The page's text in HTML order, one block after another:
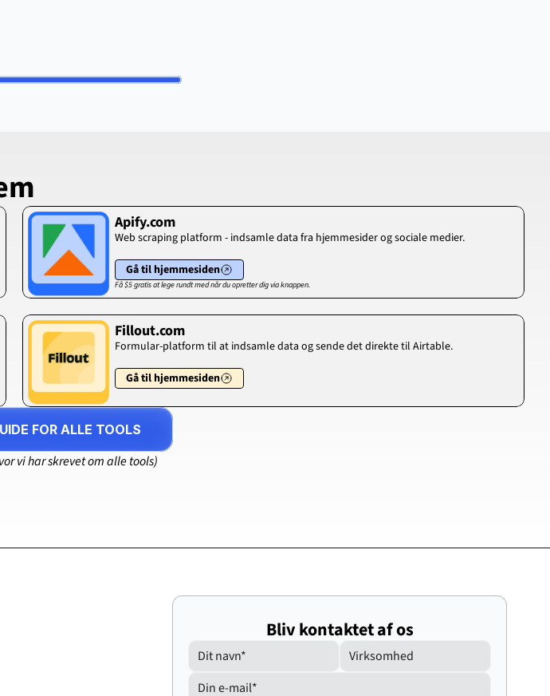
Apify.com
Web scraping platform - indsamle data fra hjemmesider og sociale medier.
Gå til hjemmesiden
Få $5 gratis at lege rundt med når du opretter dig via knappen.
Fillout.com
Formular-platform til at indsamle data og sende det direkte til Airtable.
Gå til hjemmesiden
FOR ALLE TOOLS
vi har skrevet om alle tools)
Bliv kontaktet af os